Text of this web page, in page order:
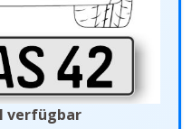
verfügbar